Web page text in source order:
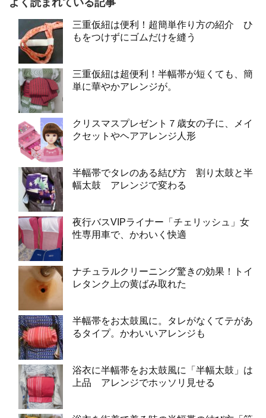
よく読まれている記事
三重仮紐は便利！超簡単作り方の紹介 ひ
もをつけずにゴムだけを縫う
三重仮紐は超便利！半幅帯が短くても、簡
単に華やかアレンジが。
クリスマスプレゼント７歳女の子に、メイ
クセットやヘアアレンジ人形
半幅帯でタレのある結び方 割り太鼓と半
幅太鼓 アレンジで変わる
夜行バスVIPライナー「チェリッシュ」女
性専用車で、かわいく快適
ナチュラルクリーニング驚きの効果！トイ
レタンク上の黄ばみ取れた
半幅帯をお太鼓風に。タレがなくてテがあ
るタイプ。かわいいアレンジも
浴衣に半幅帯をお太鼓風に「半幅太鼓」は
上品 アレンジでホッソリ見せる